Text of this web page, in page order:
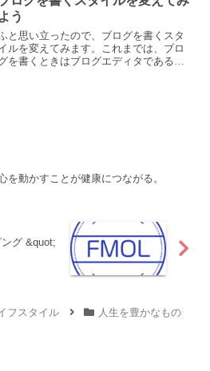
よう
と思い立ったので、ブログを書くスタ
ルを変えてみます。これまでは、ブロ
を書くときはブログエディタである
を動かすことが健康につながる。
グ &quot;
フスタイル
人生を豊かなもの